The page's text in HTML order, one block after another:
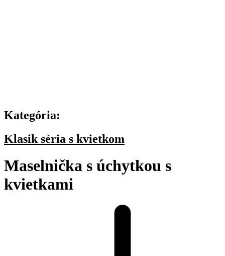
Kategória:
Klasik séria s kvietkom
Maselnička s úchytkou s
kvietkami